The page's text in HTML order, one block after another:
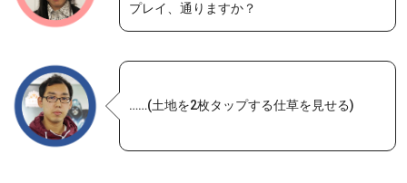
プレイ、通りますか？
……(土地を2枚タップする仕草を見せる)